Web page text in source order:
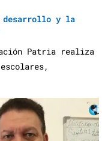
y la
Patria realiza